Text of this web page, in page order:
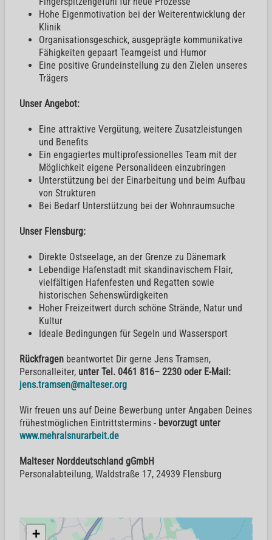
Hohe Eigenmotivation bei der Weiterentwicklung der
Klinik
Organisationsgeschick, ausgeprägte kommunikative
Fähigkeiten gepaart Teamgeist und Humor
Eine positive Grundeinstellung zu den Zielen unseres
Trägers
Unser Angebot:
Eine attraktive Vergütung, weitere Zusatzleistungen
und Benefits
Ein engagiertes multiprofessionelles Team mit der
Möglichkeit eigene Personalideen einzubringen
Unterstützung bei der Einarbeitung und beim Aufbau
von Strukturen
Bei Bedarf Unterstützung bei der Wohnraumsuche
Unser Flensburg:
Direkte Ostseelage, an der Grenze zu Dänemark
Lebendige Hafenstadt mit skandinavischem Flair,
vielfältigen Hafenfesten und Regatten sowie
historischen Sehenswürdigkeiten
Hoher Freizeitwert durch schöne Strände, Natur und
Kultur
Ideale Bedingungen für Segeln und Wassersport
Rückfragen beantwortet Dir gerne Jens Tramsen,
Personalleiter, unter Tel. 0461 816– 2230 oder E-Mail:
jens.tramsen@malteser.org
Wir freuen uns auf Deine Bewerbung unter Angaben Deines
frühestmöglichen Eintrittstermins - bevorzugt unter
www.mehralsnurarbeit.de
Malteser Norddeutschland gGmbH
Personalabteilung, Waldstraße 17, 24939 Flensburg
+